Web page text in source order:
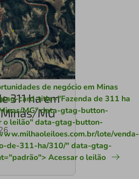
311 ha em
MG
de negócio em Minas
card-title="Fazenda de 311 ha
MG" data-gtag-button-
o leilão" data-gtag-button-
lote/venda-
de-311-ha/310/" data-gtag-
Acessar o leilão